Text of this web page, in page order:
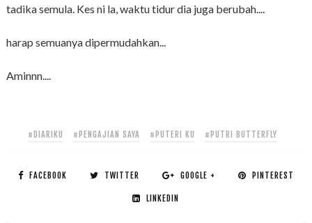
tadika semula. Kes ni la, waktu tidur dia juga berubah....
harap semuanya dipermudahkan...
Aminnn....
#DIARIKU #PENGAJIAN SAYA #PUTERI KU #PUTRI BUTTERFLY
FACEBOOK TWITTER GOOGLE + PINTEREST
LINKEDIN